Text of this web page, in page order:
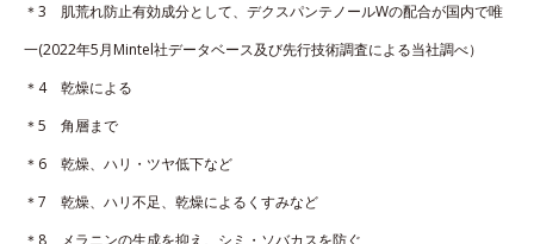
＊3 肌荒れ防止有効成分として、デクスパンテノールWの配合が国内で唯
一(2022年5月Mintel社データベース及び先行技術調査による当社調べ）
＊4 乾燥による
＊5 角層まで
＊6 乾燥、ハリ・ツヤ低下など
＊7 乾燥、ハリ不足、乾燥によるくすみなど
＊8 メラニンの生成を抑え、シミ・ソバカスを防ぐ